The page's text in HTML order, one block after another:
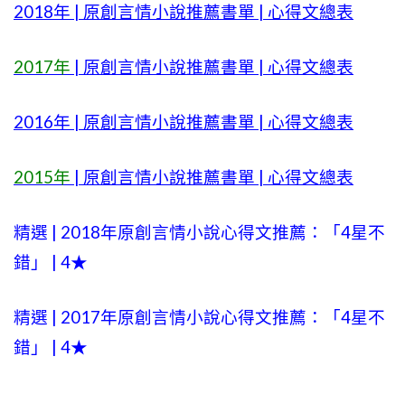
2018年 | 原創言情小說推薦書單 | 心得文總表
2017年 | 原創言情小說推薦書單 | 心得文總表
2016年 | 原創言情小說推薦書單 | 心得文總表
2015年 | 原創言情小說推薦書單 | 心得文總表
精選 | 2018年原創言情小說心得文推薦：「4星不
錯」 | 4★
精選 | 2017年原創言情小說心得文推薦：「4星不
錯」 | 4★